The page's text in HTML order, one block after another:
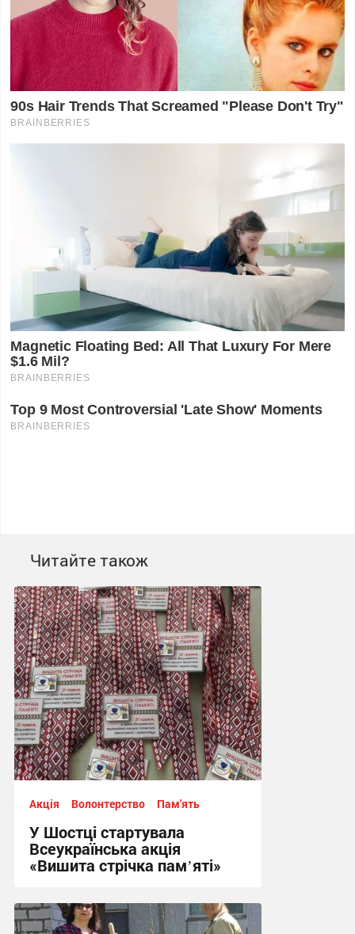
Читайте також
Акція Волонтерство Пам'ять
У Шостці стартувала
Всеукраїнська акція
«Вишита стрічка памʼяті»
09:03, 21.05.2026